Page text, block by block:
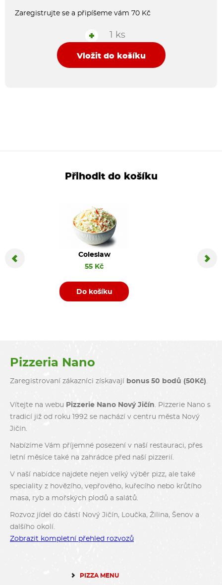
Zaregistrujte se a připíšeme vám 70 Kč
+ 1 ks
Vložit do košíku
Přihodit do košíku
Coleslaw
55 Kč
Do košíku
Coca
Pizzeria Nano
Zaregistrovaní zákazníci získavají bonus 50 bodů (50Kč)
Vítejte na webu Pizzerie Nano Nový Jičín . Pizzerie Nano s
tradicí již od roku 1992 se nachází v centru města Nový
Jičín.
Nabízíme Vám příjemné posezení v naší restauraci, přes
letní měsíce také na zahrádce před naší pizzerií.
V naší nabídce najdete nejen velký výběr pizz, ale také
speciality z hovězího, vepřového, kuřecího nebo krůtího
masa, ryb a mořských plodů a salátů.
Rozvoz jídel do částí Nový Jičín, Loučka, Žilina, Šenov a
dalšího okolí.
Zobrazit kompletní přehled rozvozů
PIZZA MENU